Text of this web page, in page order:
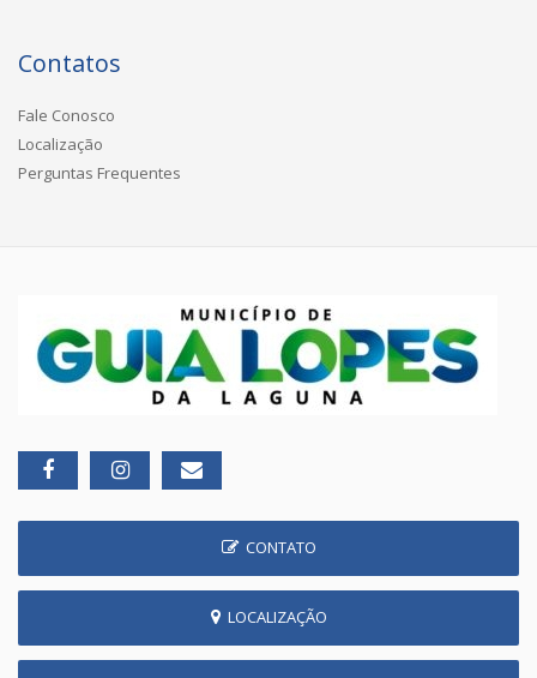
Contatos
Fale Conosco
Localização
Perguntas Frequentes
CONTATO
LOCALIZAÇÃO